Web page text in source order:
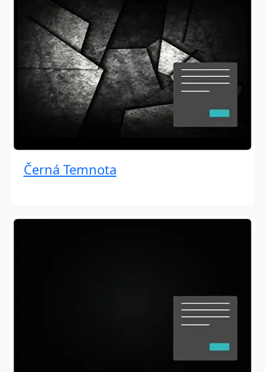
Černá Temnota